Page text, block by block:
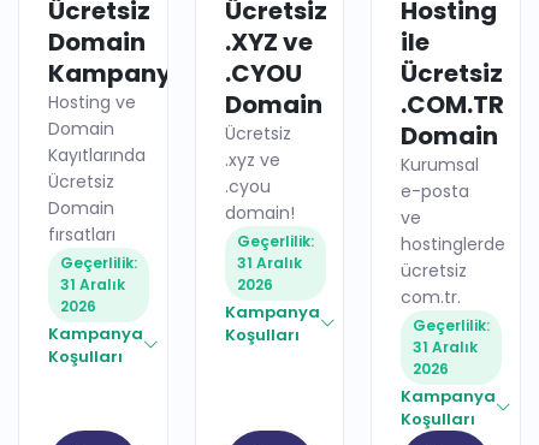
Ücretsiz
Domain
Kampanyaları
Hosting ve
Domain
Kayıtlarında
Ücretsiz
Domain
fırsatları
Geçerlilik:
31 Aralık
2026
Kampanya
Koşulları
Ücretsiz
.XYZ ve
.CYOU
Domain
Ücretsiz
.xyz ve
.cyou
domain!
Geçerlilik:
31 Aralık
2026
Kampanya
Koşulları
Hosting
ile
Ücretsiz
.COM.TR
Domain
Kurumsal
e-posta
ve
hostinglerde
ücretsiz
com.tr.
Geçerlilik:
31 Aralık
2026
Kampanya
Koşulları